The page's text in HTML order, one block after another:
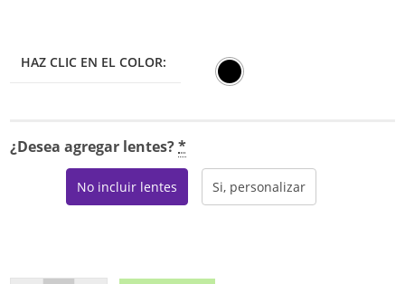
HAZ CLIC EN EL COLOR:
¿Desea agregar lentes?*
No incluir lentes Si, personalizar